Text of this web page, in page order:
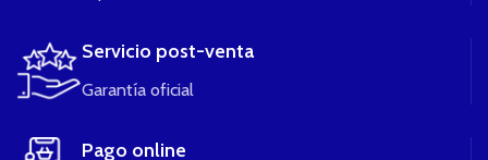
Servicio post-venta
Garantía oficial
Pago online